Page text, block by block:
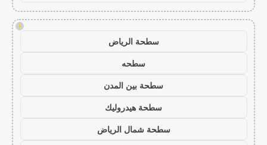
!
سطحة الرياض
سطحه
سطحة بين المدن
سطحة هيدروليك
سطحة شمال الرياض